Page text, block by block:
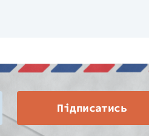
Підписатись